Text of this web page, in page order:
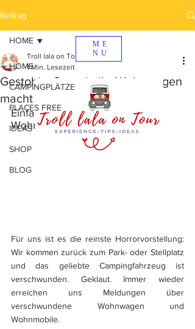
ME
NU
Beitrag
HOME
CAMPINGPLÄTZE
PLACES FREE
IDEAS
SHOP
BLOG
HOME
Gestohlen?... nein ihr Wohnwagen
macht nur Urlaub in Polen!
Troll lala on Tour
1 Min. Lesezeit
Einfache Tipps zum Schutz vor
Wohnwagen-Diebstahl
Für uns ist es die reinste Horrorvorstellung:
Wir kommen zurück zum Park- oder Stellplatz
und das geliebte Campingfahrzeug ist
verschwunden. Geklaut. Immer wieder
erreichen uns Meldungen über
Wohnmobile.